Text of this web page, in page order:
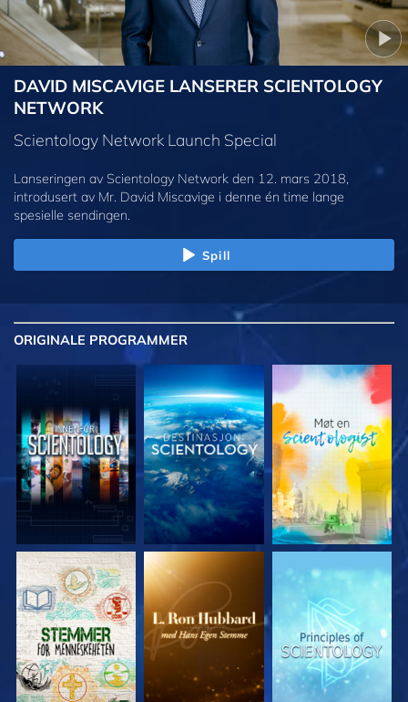
DAVID MISCAVIGE LANSERER SCIENTOLOGY
NETWORK
Scientology Network Launch Special
Lanseringen av Scientology Network den 12. mars 2018,
introdusert av Mr. David Miscavige i denne én time lange
spesielle sendingen.
Spill
ORIGINALE PROGRAMMER
UTFORSK SERIEN UTFORSK SERIEN UTFORSK SERIEN